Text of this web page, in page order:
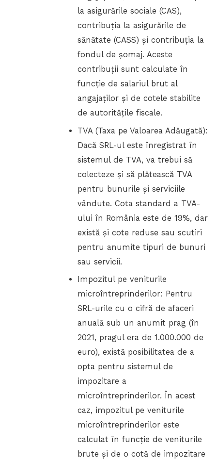
la asigurările sociale (CAS),
contribuția la asigurările de
sănătate (CASS) și contribuția la
fondul de șomaj. Aceste
contribuții sunt calculate în
funcție de salariul brut al
angajaților și de cotele stabilite
de autoritățile fiscale.
TVA (Taxa pe Valoarea Adăugată):
Dacă SRL-ul este înregistrat în
sistemul de TVA, va trebui să
colecteze și să plătească TVA
pentru bunurile și serviciile
vândute. Cota standard a TVA-
ului în România este de 19%, dar
există și cote reduse sau scutiri
pentru anumite tipuri de bunuri
sau servicii.
Impozitul pe veniturile
microîntreprinderilor: Pentru
SRL-urile cu o cifră de afaceri
anuală sub un anumit prag (în
2021, pragul era de 1.000.000 de
euro), există posibilitatea de a
opta pentru sistemul de
impozitare a
microîntreprinderilor. În acest
caz, impozitul pe veniturile
microîntreprinderilor este
calculat în funcție de veniturile
brute și de o cotă de impozitare